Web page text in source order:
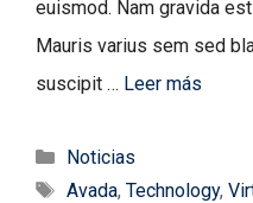
euismod. Nam gravida
Mauris varius sem sed
suscipit … Leer más
Categorías
Noticias
Etiquetas
Avada, Technology,